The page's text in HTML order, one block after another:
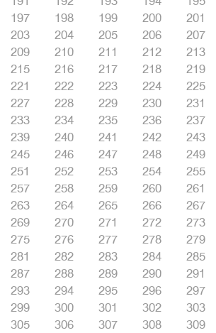
197
198 199 200 201
203
204 205 206 207
209
210 211 212 213
215
216 217 218 219
221
222 223 224 225
227
228 229 230 231
233
234 235 236 237
239
240 241 242 243
245
246 247 248 249
251
252 253 254 255
257
258 259 260 261
263
264 265 266 267
269
270 271 272 273
275
276 277 278 279
281
282 283 284 285
287
288 289 290 291
293
294 295 296 297
299
300 301 302 303
305
306 307 308 309